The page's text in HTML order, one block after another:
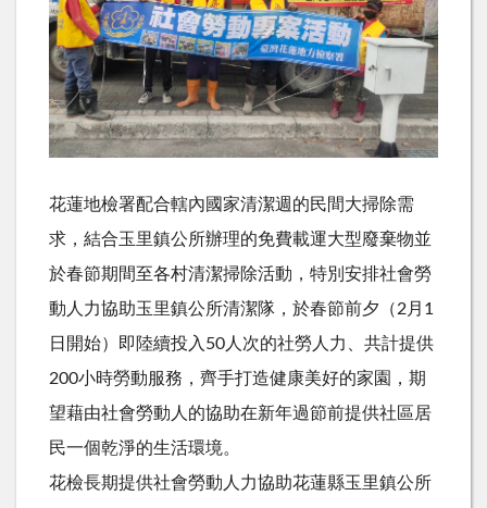
花蓮地檢署配合轄內國家清潔週的民間大掃除需
求，結合玉里鎮公所辦理的免費載運大型廢棄物並
於春節期間至各村清潔掃除活動，特別安排社會勞
動人力協助玉里鎮公所清潔隊，於春節前夕（2月1
日開始）即陸續投入50人次的社勞人力、共計提供
200小時勞動服務，齊手打造健康美好的家園，期
望藉由社會勞動人的協助在新年過節前提供社區居
民一個乾淨的生活環境。
花檢長期提供社會勞動人力協助花蓮縣玉里鎮公所